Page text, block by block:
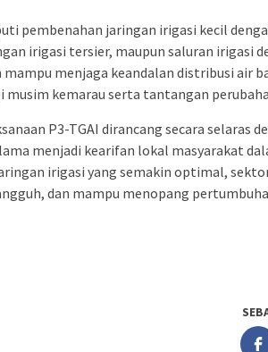
pembenahan jaringan irigasi kecil
irigasi tersier, maupun saluran irigasi
menjaga keandalan distribusi air
musim kemarau serta tantangan
P3-TGAI dirancang secara selaras
menjadi kearifan lokal masyarakat
irigasi yang semakin optimal,
dan mampu menopang